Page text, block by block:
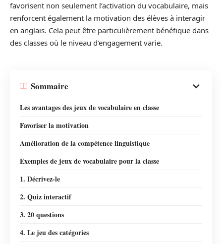
favorisent non seulement l’activation du vocabulaire, mais
renforcent également la motivation des élèves à interagir
en anglais. Cela peut être particulièrement bénéfique dans
des classes où le niveau d’engagement varie.
Sommaire
Les avantages des jeux de vocabulaire en classe
Favoriser la motivation
Amélioration de la compétence linguistique
Exemples de jeux de vocabulaire pour la classe
1. Décrivez-le
2. Quiz interactif
3. 20 questions
4. Le jeu des catégories